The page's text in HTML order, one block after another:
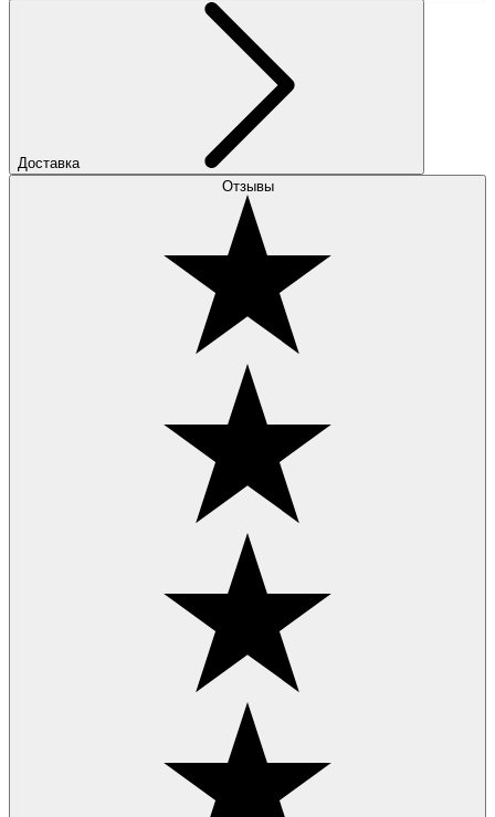
Доставка
Отзывы